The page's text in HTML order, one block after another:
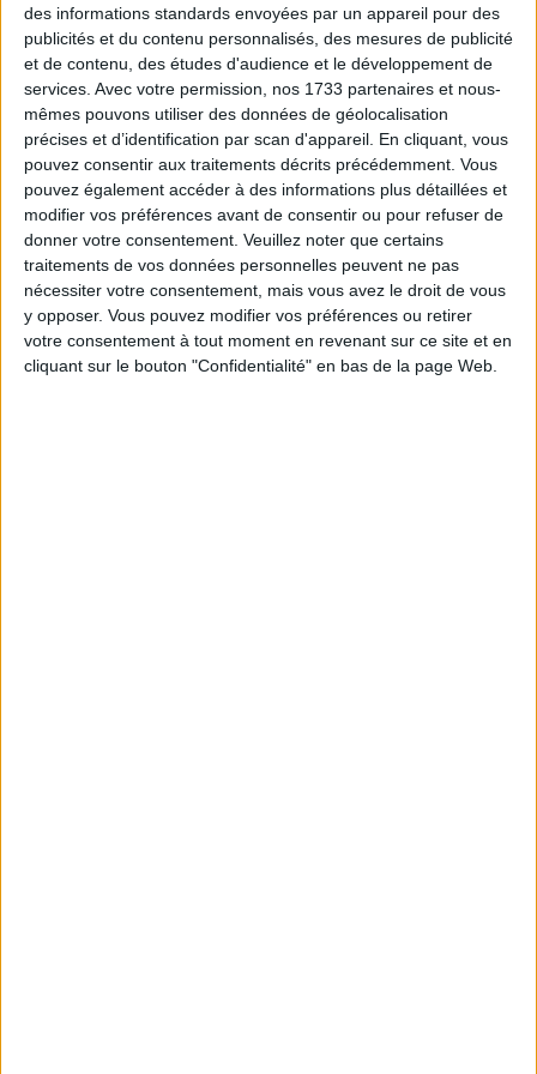
des informations standards envoyées par un appareil pour des
publicités et du contenu personnalisés, des mesures de publicité
et de contenu, des études d'audience et le développement de
services. Avec votre permission, nos 1733 partenaires et nous-
mêmes pouvons utiliser des données de géolocalisation
précises et d’identification par scan d'appareil. En cliquant, vous
pouvez consentir aux traitements décrits précédemment. Vous
pouvez également accéder à des informations plus détaillées et
modifier vos préférences avant de consentir ou pour refuser de
donner votre consentement. Veuillez noter que certains
traitements de vos données personnelles peuvent ne pas
nécessiter votre consentement, mais vous avez le droit de vous
y opposer. Vous pouvez modifier vos préférences ou retirer
votre consentement à tout moment en revenant sur ce site et en
cliquant sur le bouton "Confidentialité" en bas de la page Web.
formations adaptées sont proposés pour favoriser
l’acquisition de compétences et l’employabilité.
Santé, logement, et citoyenneté :La Mission
Locale aborde également des sujets essentiels
comme la santé, le logement, les droits, la
citoyenneté, et la mobilité, en offrant des conseils et
un accompagnement sur mesure.
Aides financières :Sous certaines conditions, des
aides financières peuvent être attribuées pour
soutenir les jeunes dans leurs parcours d’emploi, de
formation ou d’insertion.